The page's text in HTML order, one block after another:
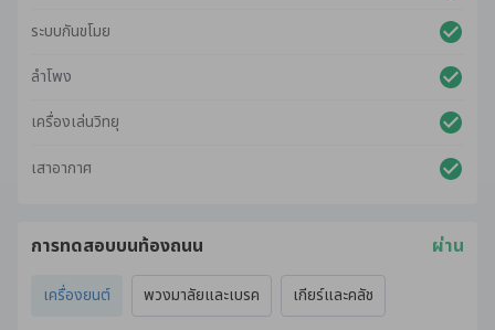
ระบบกันขโมย
ลำโพง
เครื่องเล่นวิทยุ
เสาอากาศ
การทดสอบบนท้องถนน ผ่าน
เครื่องยนต์ พวงมาลัยและเบรค เกียร์และคลัช